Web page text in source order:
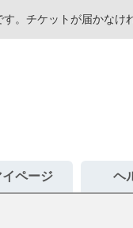
チケットが届かなけ
イページ ヘ